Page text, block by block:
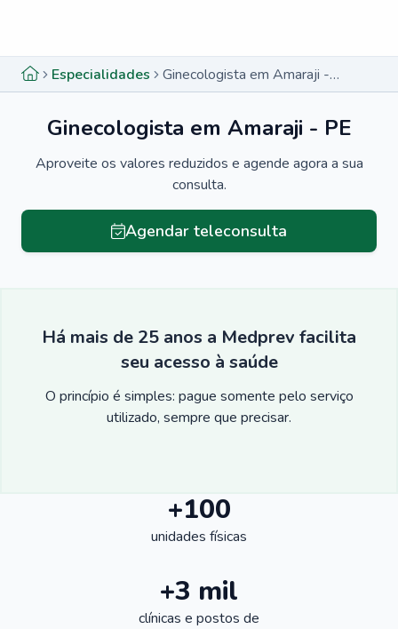
Especialidades Ginecologista em Amaraji - PE
Ginecologista em Amaraji - PE
Aproveite os valores reduzidos e agende agora a sua
consulta.
Agendar teleconsulta
Há mais de 25 anos a Medprev facilita
seu acesso à saúde
O princípio é simples: pague somente pelo serviço
utilizado, sempre que precisar.
+100
unidades físicas
+3 mil
clínicas e postos de